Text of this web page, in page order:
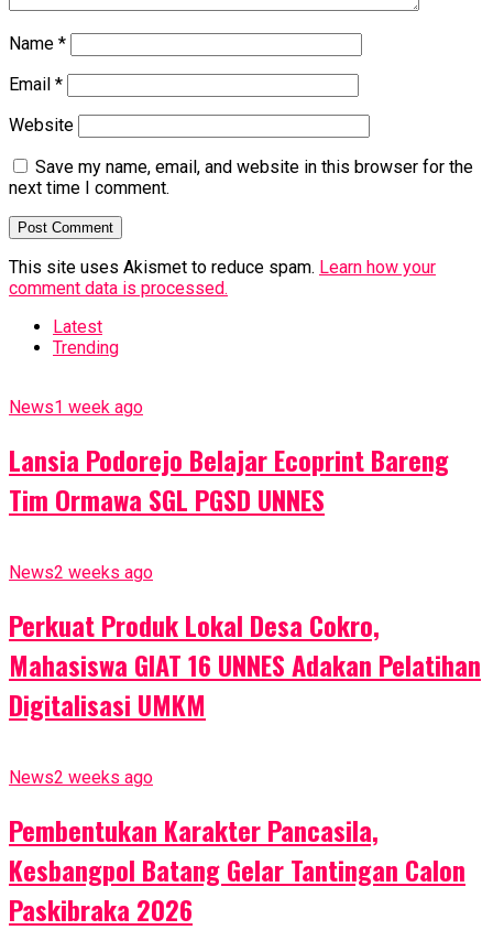
Name *
Email *
Website
Save my name, email, and website in this browser for the
next time I comment.
This site uses Akismet to reduce spam. Learn how your
comment data is processed.
Latest
Trending
News1 week ago
Lansia Podorejo Belajar Ecoprint Bareng
Tim Ormawa SGL PGSD UNNES
News2 weeks ago
Perkuat Produk Lokal Desa Cokro,
Mahasiswa GIAT 16 UNNES Adakan Pelatihan
Digitalisasi UMKM
News2 weeks ago
Pembentukan Karakter Pancasila,
Kesbangpol Batang Gelar Tantingan Calon
Paskibraka 2026